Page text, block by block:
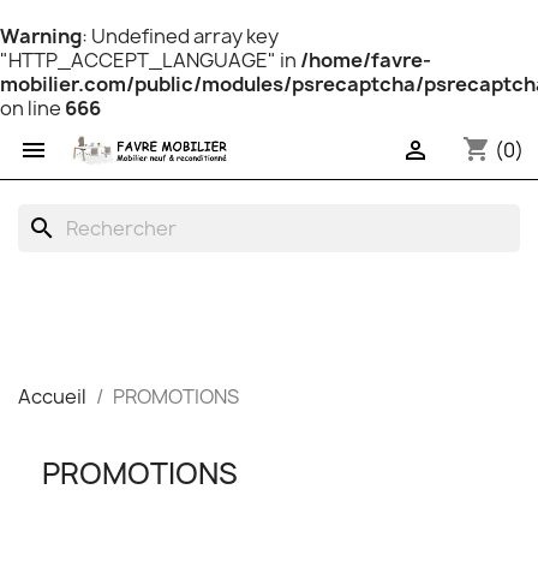
Warning: Undefined array key
"HTTP_ACCEPT_LANGUAGE" in /home/favre-
mobilier.com/public/modules/psrecaptcha/
on line 666
 shopping_cart (0)

search
Accueil PROMOTIONS
PROMOTIONS